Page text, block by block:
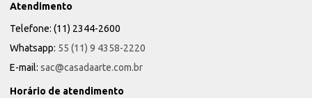
Atendimento
Telefone: (11) 2344-2600
Whatsapp: 55 (11) 9 4358-2220
E-mail: sac@casadaarte.com.br
Horário de atendimento